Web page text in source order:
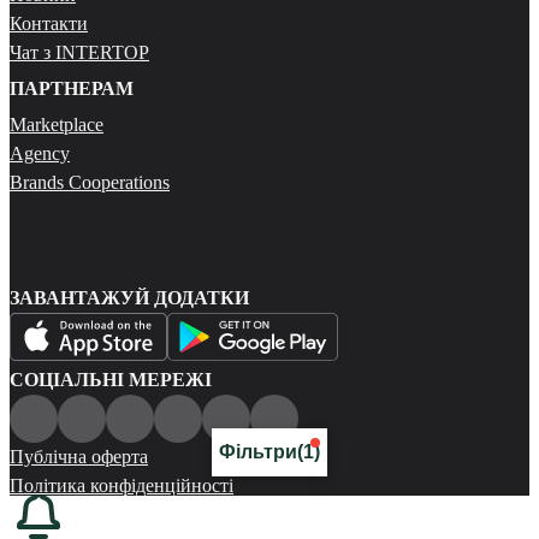
Фільтри(1)
Контакти
Чат з INTERTOP
ПАРТНЕРАМ
Marketplace
Agency
Brands Cooperations
ЗАВАНТАЖУЙ ДОДАТКИ
СОЦІАЛЬНІ МЕРЕЖІ
Публічна оферта
Політика конфіденційності
Карта сайту